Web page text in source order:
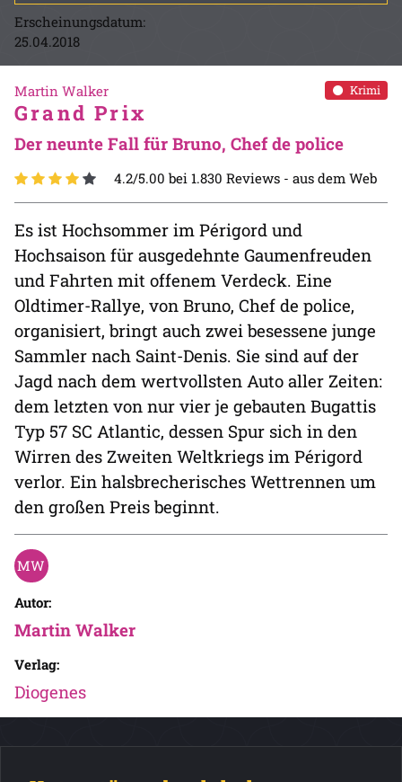
Erscheinungsdatum:
25.04.2018
Krimi
Martin Walker
Grand Prix
Der neunte Fall für Bruno, Chef de police
4.2/5.00 bei 1.830 Reviews - aus dem Web
Es ist Hochsommer im Périgord und
Hochsaison für ausgedehnte Gaumenfreuden
und Fahrten mit offenem Verdeck. Eine
Oldtimer-Rallye, von Bruno, Chef de police,
organisiert, bringt auch zwei besessene junge
Sammler nach Saint-Denis. Sie sind auf der
Jagd nach dem wertvollsten Auto aller Zeiten:
dem letzten von nur vier je gebauten Bugattis
Typ 57 SC Atlantic, dessen Spur sich in den
Wirren des Zweiten Weltkriegs im Périgord
verlor. Ein halsbrecherisches Wettrennen um
den großen Preis beginnt.
Autor:
Martin Walker
Verlag:
Diogenes